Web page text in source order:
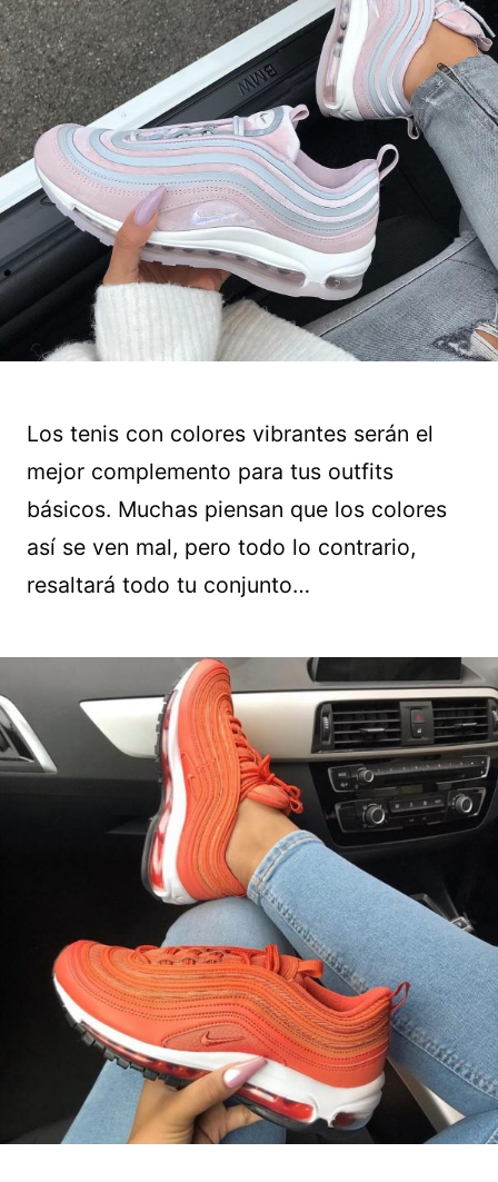
Los tenis con colores vibrantes serán el
mejor complemento para tus outfits
básicos. Muchas piensan que los colores
así se ven mal, pero todo lo contrario,
resaltará todo tu conjunto…